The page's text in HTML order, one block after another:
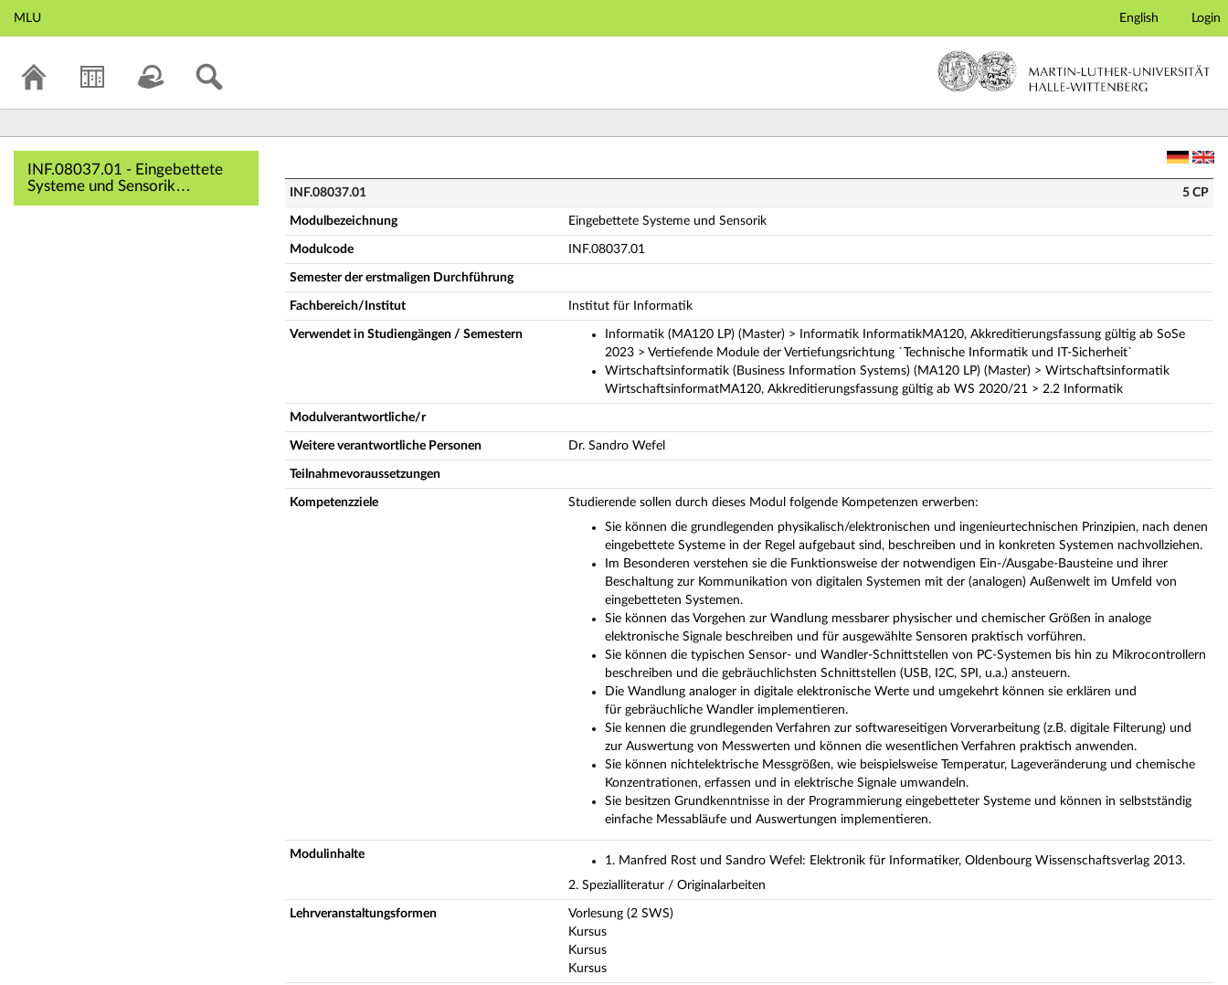
Hauptnavigation
MLU English Login
INF.08037.01 - Eingebettete
Systeme und Sensorik
(Vollständige
INF.08037.01 5 CP
Modulbezeichnung Eingebettete Systeme und Sensorik
Modulcode INF.08037.01
Semester der erstmaligen Durchführung
Fachbereich/Institut Institut für Informatik
Verwendet in Studiengängen / Semestern
Informatik (MA120 LP) (Master) > Informatik InformatikMA120, Akkreditierungsfassung gültig ab SoSe
2023 > Vertiefende Module der Vertiefungsrichtung `Technische Informatik und IT-Sicherheit`
Wirtschaftsinformatik (Business Information Systems) (MA120 LP) (Master) > Wirtschaftsinformatik
WirtschaftsinformatMA120, Akkreditierungsfassung gültig ab WS 2020/21 > 2.2 Informatik
Modulverantwortliche/r
Weitere verantwortliche Personen Dr. Sandro Wefel
Teilnahmevoraussetzungen
Kompetenzziele
Studierende sollen durch dieses Modul folgende Kompetenzen erwerben:
Sie können die grundlegenden physikalisch/elektronischen und ingenieurtechnischen Prinzipien, nach denen
eingebettete Systeme in der Regel aufgebaut sind, beschreiben und in konkreten Systemen nachvollziehen.
Im Besonderen verstehen sie die Funktionsweise der notwendigen Ein-/Ausgabe-Bausteine und ihrer
Beschaltung zur Kommunikation von digitalen Systemen mit der (analogen) Außenwelt im Umfeld von
eingebetteten Systemen.
Sie können das Vorgehen zur Wandlung messbarer physischer und chemischer Größen in analoge
elektronische Signale beschreiben und für ausgewählte Sensoren praktisch vorführen.
Sie können die typischen Sensor- und Wandler-Schnittstellen von PC-Systemen bis hin zu Mikrocontrollern
beschreiben und die gebräuchlichsten Schnittstellen (USB, I2C, SPI, u.a.) ansteuern.
Die Wandlung analoger in digitale elektronische Werte und umgekehrt können sie erklären und
für gebräuchliche Wandler implementieren.
Sie kennen die grundlegenden Verfahren zur softwareseitigen Vorverarbeitung (z.B. digitale Filterung) und
zur Auswertung von Messwerten und können die wesentlichen Verfahren praktisch anwenden.
Sie können nichtelektrische Messgrößen, wie beispielsweise Temperatur, Lageveränderung und chemische
Konzentrationen, erfassen und in elektrische Signale umwandeln.
Sie besitzen Grundkenntnisse in der Programmierung eingebetteter Systeme und können in selbstständig
einfache Messabläufe und Auswertungen implementieren.
Modulinhalte
1. Manfred Rost und Sandro Wefel: Elektronik für Informatiker, Oldenbourg Wissenschaftsverlag 2013.
2. Spezialliteratur / Originalarbeiten
Lehrveranstaltungsformen
Vorlesung (2 SWS)
Kursus
Kursus
Kursus